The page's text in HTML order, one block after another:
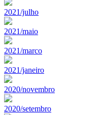
2021/julho
2021/maio
2021/marco
2021/janeiro
2020/novembro
2020/setembro